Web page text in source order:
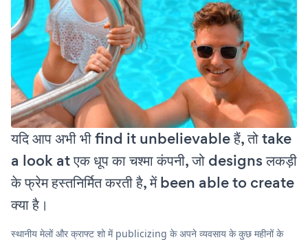
यदि आप अभी भी find it unbelievable हैं, तो take
a look at एक धूप का चश्मा कंपनी, जो designs लकड़ी
के फ्रेम हस्तनिर्मित करती है, में been able to create
क्या है।
स्थानीय मेलों और क्राफ्ट शो में publicizing के अपने व्यवसाय के कुछ महीनों के